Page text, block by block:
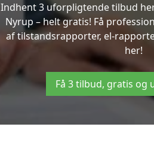
Indhent 3 uforpligtende tilbud
Nyrup – helt gratis! Få
af tilstandsrapporter, el-
her!
Få 3 tilbud, gratis og